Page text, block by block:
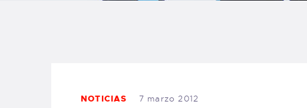
NOTICIAS 7 marzo 2012